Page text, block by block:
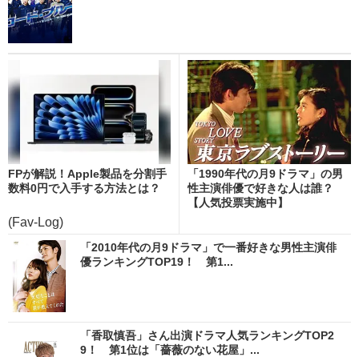
FPが解説！Apple製品を分割手
数料0円で入手する方法とは？
(Fav-Log)
「1990年代の月9ドラマ」の男
性主演俳優で好きな人は誰？
【人気投票実施中】
「2010年代の月9ドラマ」で一番好きな男性主演俳
優ランキングTOP19！ 第1...
「香取慎吾」さん出演ドラマ人気ランキングTOP2
9！ 第1位は「薔薇のない花屋」...